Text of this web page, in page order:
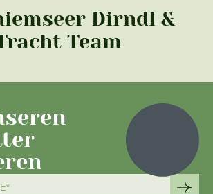
Dirndl &
Team